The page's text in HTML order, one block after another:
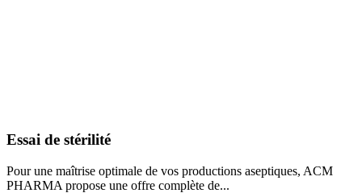
Essai de stérilité
Pour une maîtrise optimale de vos productions aseptiques, ACM
PHARMA propose une offre complète de...